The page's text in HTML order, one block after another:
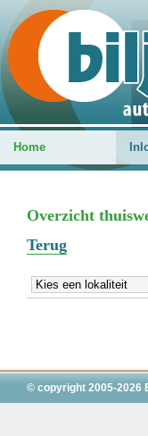
Home
Overzicht
Terug
© copyright 2005-2026